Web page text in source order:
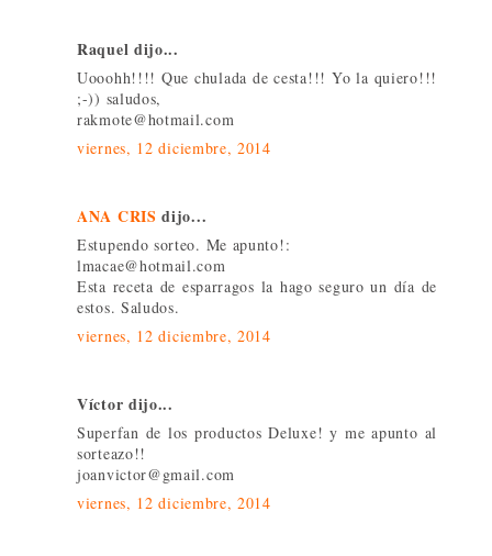
Raquel dijo...
Uooohh!!!! Que chulada de cesta!!! Yo la quiero!!!
;-)) saludos,
rakmote@hotmail.com
viernes, 12 diciembre, 2014
ANA CRIS dijo...
Estupendo sorteo. Me apunto!:
lmacae@hotmail.com
Esta receta de esparragos la hago seguro un día de
estos. Saludos.
viernes, 12 diciembre, 2014
Víctor dijo...
Superfan de los productos Deluxe! y me apunto al
sorteazo!!
joanvictor@gmail.com
viernes, 12 diciembre, 2014